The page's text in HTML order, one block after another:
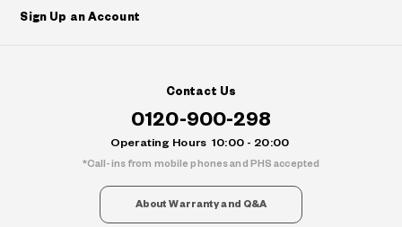
Sign Up an Account
Contact Us
0120-900-298
Operating Hours 10:00 - 20:00
Call-ins from mobile phones and PHS accepted
About Warranty and Q&A